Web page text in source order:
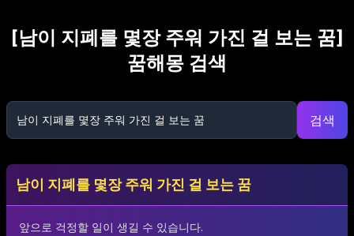
[남이 지폐를 몇장 주워 가진 걸 보는 꿈]
꿈해몽 검색
검색
남이 지폐를 몇장 주워 가진 걸 보는 꿈
앞으로 걱정할 일이 생길 수 있습니다.